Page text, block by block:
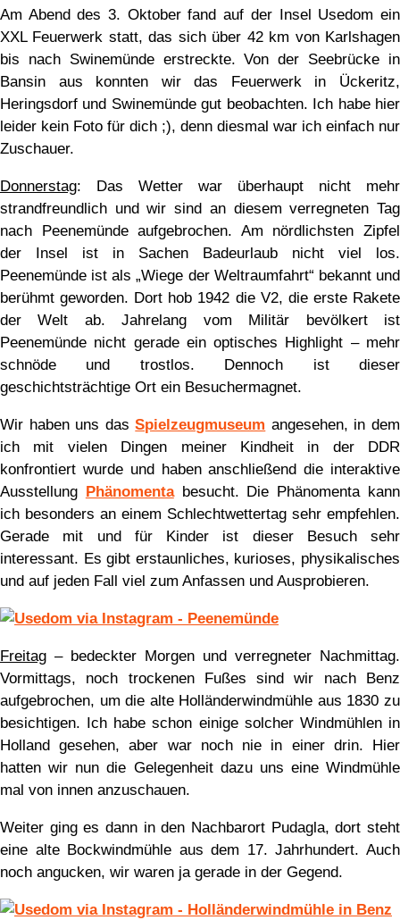
Am Abend des 3. Oktober fand auf der Insel Usedom ein
XXL Feuerwerk statt, das sich über 42 km von Karlshagen
bis nach Swinemünde erstreckte. Von der Seebrücke in
Bansin aus konnten wir das Feuerwerk in Ückeritz,
Heringsdorf und Swinemünde gut beobachten. Ich habe hier
leider kein Foto für dich ;), denn diesmal war ich einfach nur
Zuschauer.
Donnerstag: Das Wetter war überhaupt nicht mehr
strandfreundlich und wir sind an diesem verregneten Tag
nach Peenemünde aufgebrochen. Am nördlichsten Zipfel
der Insel ist in Sachen Badeurlaub nicht viel los.
Peenemünde ist als „Wiege der Weltraumfahrt“ bekannt und
berühmt geworden. Dort hob 1942 die V2, die erste Rakete
der Welt ab. Jahrelang vom Militär bevölkert ist
Peenemünde nicht gerade ein optisches Highlight – mehr
schnöde und trostlos. Dennoch ist dieser
geschichtsträchtige Ort ein Besuchermagnet.
Wir haben uns dasSpielzeugmuseum angesehen, in dem
ich mit vielen Dingen meiner Kindheit in der DDR
konfrontiert wurde und haben anschließend die interaktive
Ausstellung Phänomentabesucht. Die Phänomenta kann
ich besonders an einem Schlechtwettertag sehr empfehlen.
Gerade mit und für Kinder ist dieser Besuch sehr
interessant. Es gibt erstaunliches, kurioses, physikalisches
und auf jeden Fall viel zum Anfassen und Ausprobieren.
Freitag – bedeckter Morgen und verregneter Nachmittag.
Vormittags, noch trockenen Fußes sind wir nach Benz
aufgebrochen, um die alte Holländerwindmühle aus 1830 zu
besichtigen. Ich habe schon einige solcher Windmühlen in
Holland gesehen, aber war noch nie in einer drin. Hier
hatten wir nun die Gelegenheit dazu uns eine Windmühle
mal von innen anzuschauen.
Weiter ging es dann in den Nachbarort Pudagla, dort steht
eine alte Bockwindmühle aus dem 17. Jahrhundert. Auch
noch angucken, wir waren ja gerade in der Gegend.